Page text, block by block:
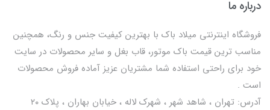
درباره ما
فروشگاه اینترنتی میلاد باک با بهترین کیفیت جنس و رنگ، همچنین
مناسب ترین قیمت باک موتور، قاب بغل و سایر محصولات در سایت
خود برای راحتی استفاده شما مشتریان عزیز آماده فروش محصولات
است .
آدرس: تهران ، شاهد شهر ، شهرک لاله ، خیابان بهاران ، پلاک ۲۰